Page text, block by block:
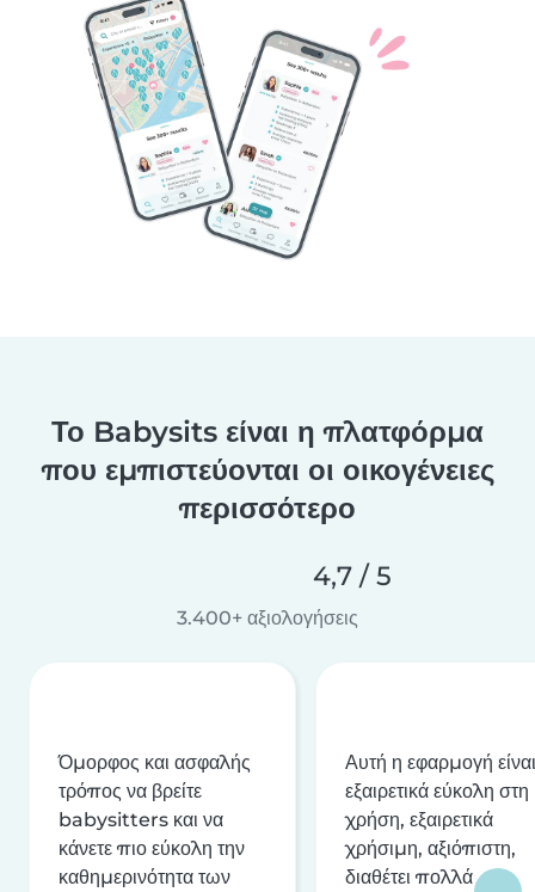
Το Babysits είναι η πλατφόρμα
που εμπιστεύονται οι οικογένειες
περισσότερο
4,7 / 5
3.400+ αξιολογήσεις
Όμορφος και ασφαλής
τρόπος να βρείτε
babysitters και να
κάνετε πιο εύκολη την
καθημερινότητα των
Αυτή η εφαρμογή είναι
εξαιρετικά εύκολη στη
χρήση, εξαιρετικά
χρήσιμη, αξιόπιστη,
διαθέτει πολλά